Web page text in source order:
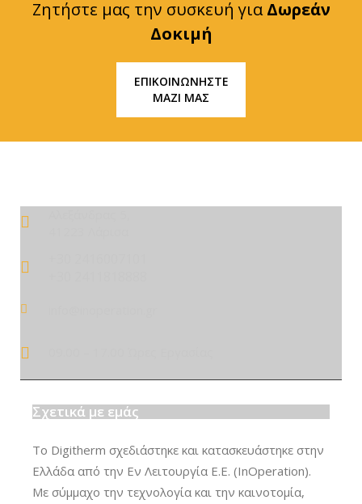
Ζητήστε μας την συσκευή γιαΔωρεάν
Δοκιμή
ΕΠΙΚΟΙΝΩΝΗΣΤΕ
ΜΑΖΙ ΜΑΣ
Σχετικά με εμάς
Το Digitherm σχεδιάστηκε και κατασκευάστηκε στην
Ελλάδα από την Εν Λειτουργία Ε.Ε. (InOperation).
Με σύμμαχο την τεχνολογία και την καινοτομία,